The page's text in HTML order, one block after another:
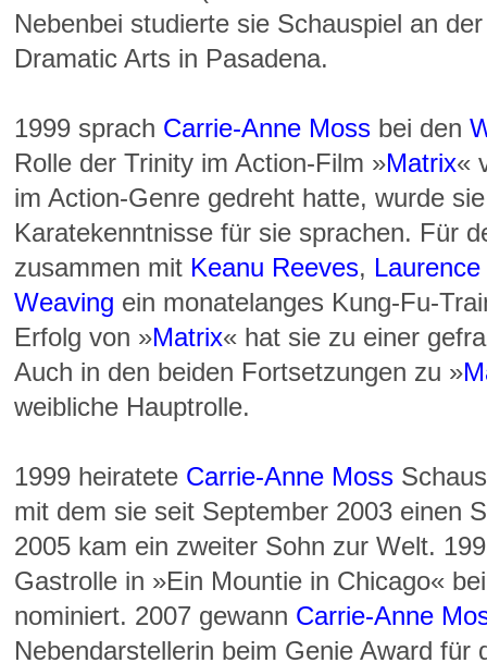
Nebenbei studierte sie Schauspiel an
Dramatic Arts in Pasadena.
1999 sprach Carrie-Anne Mossbei den
Rolle der Trinity im Action-Film »Matrix«
im Action-Genre gedreht hatte, wurde
Karatekenntnisse für sie sprachen. Für
zusammen mit Keanu Reeves,
Weaving ein monatelanges Kung-Fu-
Erfolg von »Matrix« hat sie zu einer
Auch in den beiden Fortsetzungen zu »
weibliche Hauptrolle.
1999 heiratete Carrie-Anne Moss
mit dem sie seit September 2003 einen
2005 kam ein zweiter Sohn zur Welt.
Gastrolle in »Ein Mountie in Chicago«
nominiert. 2007 gewann Carrie-Anne
Nebendarstellerin beim Genie Award für